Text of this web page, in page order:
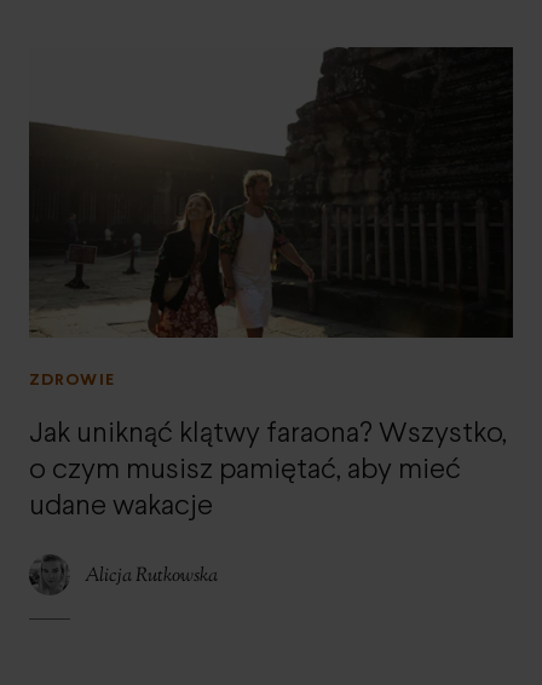
ZDROWIE
Jak uniknąć klątwy faraona? Wszystko,
o czym musisz pamiętać, aby mieć
udane wakacje
Alicja Rutkowska